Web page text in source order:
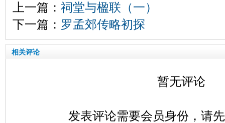
上一篇： 祠堂与楹联（一）
下一篇： 罗孟郊传略初探
相关评论
暂无评论
发表评论需要会员身份，请